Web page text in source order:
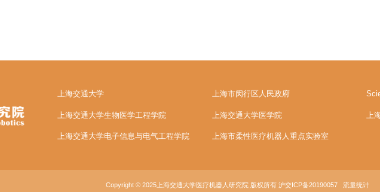
上海交通大学 上海市闵行区人民政府
上海交通大学生物医学工程学院 上海交通大学医学院 上
上海交通大学电子信息与电气工程学院 上海市柔性医疗机器人重点实验室
Copyright © 2025上海交通大学医疗机器人研究院 版权所有 沪交ICP备20190057 流量统计